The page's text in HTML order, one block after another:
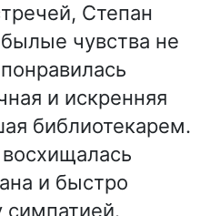
Степан
чувства не
и искренняя
библиотекарем.
и быстро
симпатией.